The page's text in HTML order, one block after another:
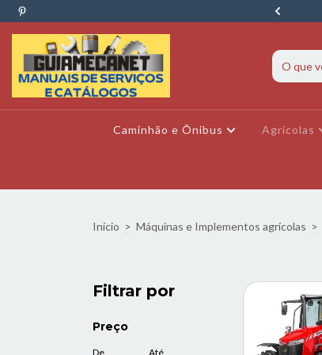
Fale conosco pelo WhatsApp agora!
Caminhão e Ônibus Agrícolas
Início > Máquinas e Implementos agrícolas >
Filtrar por
Preço
De Até